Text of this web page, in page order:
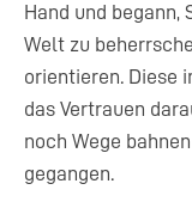
Hand und begann,
Welt zu
orientieren. Diese
das Vertrauen
noch Wege
gegangen.